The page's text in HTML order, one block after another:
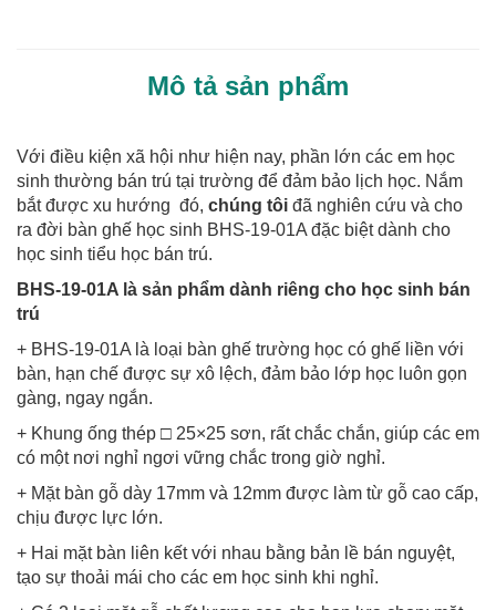
Mô tả sản phẩm
Với điều kiện xã hội như hiện nay, phần lớn các em học
sinh thường bán trú tại trường để đảm bảo lịch học. Nắm
bắt được xu hướng đó, chúng tôi đã nghiên cứu và cho
ra đời bàn ghế học sinh BHS-19-01A đặc biệt dành cho
học sinh tiểu học bán trú.
BHS-19-01A là sản phẩm dành riêng cho học sinh bán
trú
+ BHS-19-01A là loại bàn ghế trường học có ghế liền với
bàn, hạn chế được sự xô lệch, đảm bảo lớp học luôn gọn
gàng, ngay ngắn.
+ Khung ống thép □ 25×25 sơn, rất chắc chắn, giúp các em
có một nơi nghỉ ngơi vững chắc trong giờ nghỉ.
+ Mặt bàn gỗ dày 17mm và 12mm được làm từ gỗ cao cấp,
chịu được lực lớn.
+ Hai mặt bàn liên kết với nhau bằng bản lề bán nguyệt,
tạo sự thoải mái cho các em học sinh khi nghỉ.